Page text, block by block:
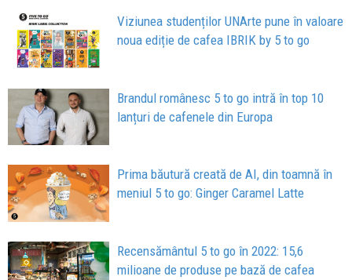
Viziunea studenților UNArte pune în valoare
noua ediție de cafea IBRIK by 5 to go
Brandul românesc 5 to go intră în top 10
lanțuri de cafenele din Europa
Prima băutură creată de AI, din toamnă în
meniul 5 to go: Ginger Caramel Latte
Recensământul 5 to go în 2022: 15,6
milioane de produse pe bază de cafea